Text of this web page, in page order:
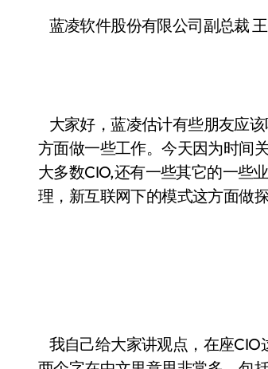
蓝凌软件股份有限公司副总裁
大家好，蓝凌估计有些朋友应
方面做一些工作。今天因为时间
大多数CIO,还有一些其它的一些
理，新互联网下的模式这方面做
我自己给大家讲观点，在座